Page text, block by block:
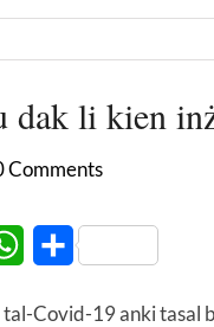
dak li kien
Comments
WhatsApp
Share
Covid-19 anki tasal